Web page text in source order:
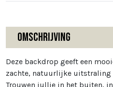
Omschrijving
Deze backdrop geeft een
zachte, natuurlijke uitstraling
Trouwen jullie in het buiten,